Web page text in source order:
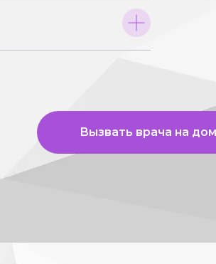
Вызвать врача на дом